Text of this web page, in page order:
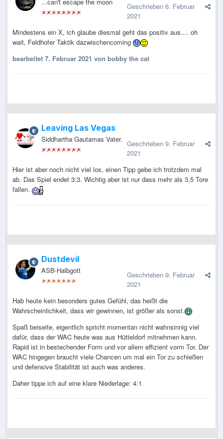
...can't escape the moon Geschrieben 6. Februar
2021
Mindestens ein X, ich glaube diesmal geht das positiv aus.... oh
wait, Feldhofer Taktik dazwischencoming
bearbeitet 7. Februar 2021 von bobby the cat
Leaving Las Vegas
Siddhartha Gautamas Vater. Geschrieben 9. Februar
2021
Hier ist aber noch nicht viel los, einen Tipp gebe ich trotzdem mal
ab. Das Spiel endet 3:3. Wichtig aber ist nur dass mehr als 3,5 Tore
fallen.
Dustdevil
ASB-Halbgott Geschrieben 9. Februar
2021
Hab heute kein besonders gutes Gefühl, das heißt die
Wahrscheinlichkeit, dass wir gewinnen, ist größer als sonst.
Spaß beiseite, eigentlich spricht momentan nicht wahnsinnig viel
dafür, dass der WAC heute was aus Hütteldorf mitnehmen kann.
Rapid ist in bestechender Form und vor allem effizient vorm Tor. Der
WAC hingegen braucht viele Chancen um mal ein Tor zu schießen
und defensive Stabilität ist auch was anderes.
Daher tippe ich auf eine klare Niederlage: 4:1